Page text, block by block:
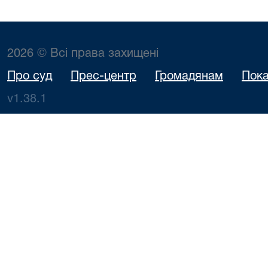
2026 © Всі права захищені
Про суд Прес-центр Громадянам
v1.38.1